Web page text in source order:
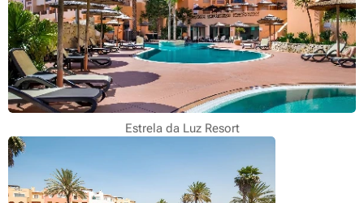
Estrela da Luz Resort